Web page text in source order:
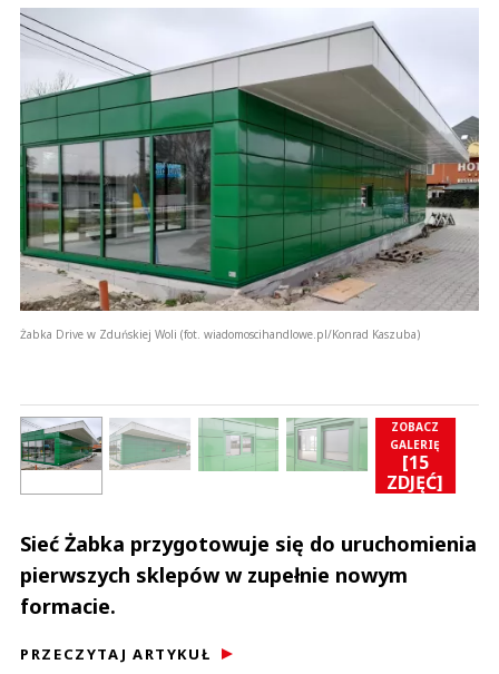
Żabka Drive w Zduńskiej Woli (fot. wiadomoscihandlowe.pl/Konrad Kaszuba)
ZOBACZ
GALERIĘ
[15
ZDJĘĆ]
PRZECZYTAJ ARTYKUŁ
Sieć Żabka przygotowuje się do uruchomienia
pierwszych sklepów w zupełnie nowym
formacie.
Andrzej i Marta Sterniccy